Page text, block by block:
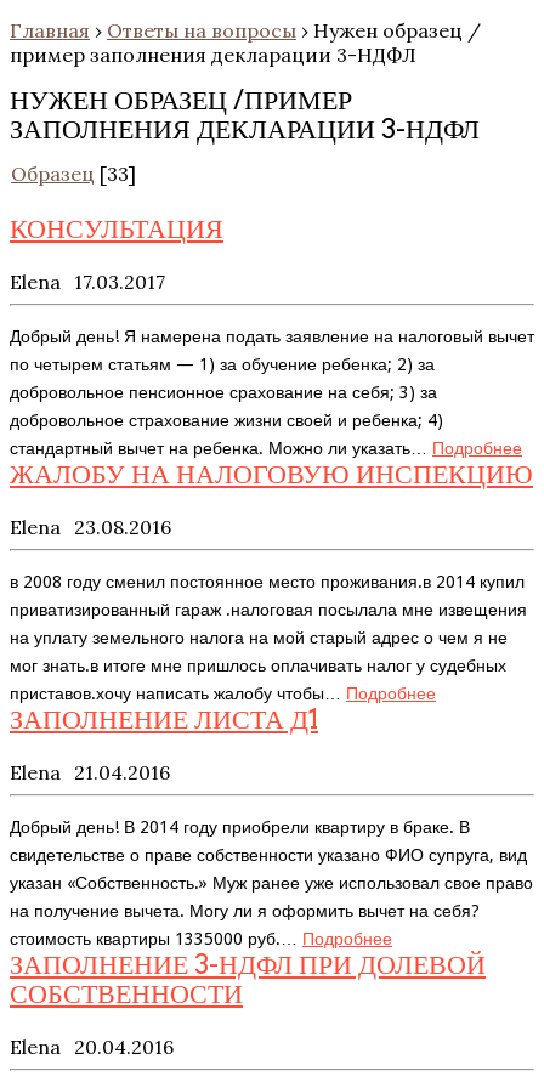
Главная › Ответы на вопросы › Нужен образец /
пример заполнения декларации 3-НДФЛ
НУЖЕН ОБРАЗЕЦ /ПРИМЕР
ЗАПОЛНЕНИЯ ДЕКЛАРАЦИИ 3-НДФЛ
Образец [33]
КОНСУЛЬТАЦИЯ
Elena 17.03.2017
Добрый день! Я намерена подать заявление на налоговый вычет
по четырем статьям — 1) за обучение ребенка; 2) за
добровольное пенсионное срахование на себя; 3) за
добровольное страхование жизни своей и ребенка; 4)
стандартный вычет на ребенка. Можно ли указать… Подробнее
ЖАЛОБУ НА НАЛОГОВУЮ ИНСПЕКЦИЮ
Elena 23.08.2016
в 2008 году сменил постоянное место проживания.в 2014 купил
приватизированный гараж .налоговая посылала мне извещения
на уплату земельного налога на мой старый адрес о чем я не
мог знать.в итоге мне пришлось оплачивать налог у судебных
приставов.хочу написать жалобу чтобы… Подробнее
ЗАПОЛНЕНИЕ ЛИСТА Д1
Elena 21.04.2016
Добрый день! В 2014 году приобрели квартиру в браке. В
свидетельстве о праве собственности указано ФИО супруга, вид
указан «Собственность.» Муж ранее уже использовал свое право
на получение вычета. Могу ли я оформить вычет на себя?
стоимость квартиры 1335000 руб.… Подробнее
ЗАПОЛНЕНИЕ 3-НДФЛ ПРИ ДОЛЕВОЙ
СОБСТВЕННОСТИ
Elena 20.04.2016